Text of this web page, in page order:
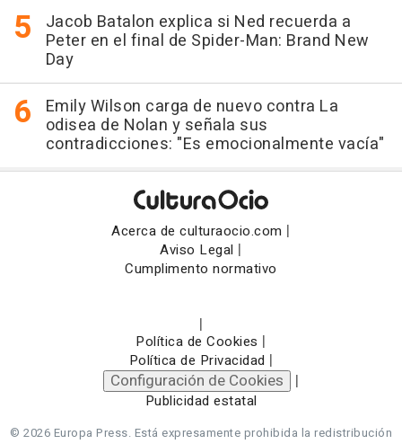
Jacob Batalon explica si Ned recuerda a
Peter en el final de Spider-Man: Brand New
Day
Emily Wilson carga de nuevo contra La
odisea de Nolan y señala sus
contradicciones: "Es emocionalmente vacía"
Acerca de culturaocio.com |
Aviso Legal |
Cumplimento normativo
|
Política de Cookies |
Política de Privacidad |
Configuración de Cookies |
Publicidad estatal
© 2026 Europa Press. Está expresamente prohibida la redistribución